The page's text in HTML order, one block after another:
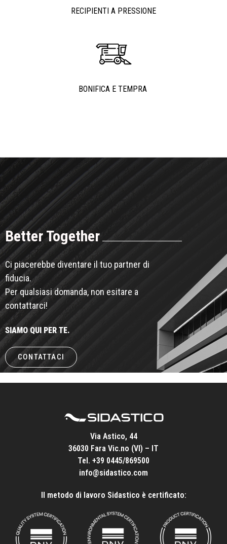
RECIPIENTI A PRESSIONE
BONIFICA E TEMPRA
Better Together
Ci piacerebbe diventare il tuo partner di
fiducia.
Per qualsiasi domanda, non esitare a
contattarci!
SIAMO QUI PER TE.
CONTATTACI
Via Astico, 44
36030 Fara Vic.no (VI) – IT
Tel. +39 0445/869500
info@sidastico.com
Il metodo di lavoro Sidastico è certificato: